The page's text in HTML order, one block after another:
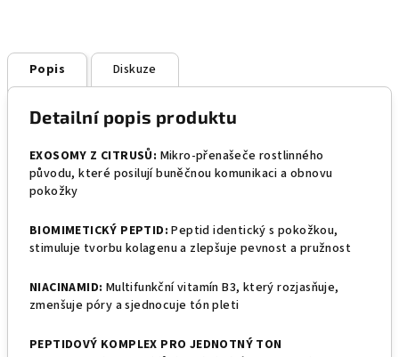
Popis Diskuze
Detailní popis produktu
EXOSOMY Z CITRUSŮ: Mikro-přenašeče rostlinného
původu, které posilují buněčnou komunikaci a obnovu
pokožky
BIOMIMETICKÝ PEPTID:Peptid identický s pokožkou,
stimuluje tvorbu kolagenu a zlepšuje pevnost a pružnost
NIACINAMID: Multifunkční vitamín B3, který rozjasňuje,
zmenšuje póry a sjednocuje tón pleti
PEPTIDOVÝ KOMPLEX PRO JEDNOTNÝ TON